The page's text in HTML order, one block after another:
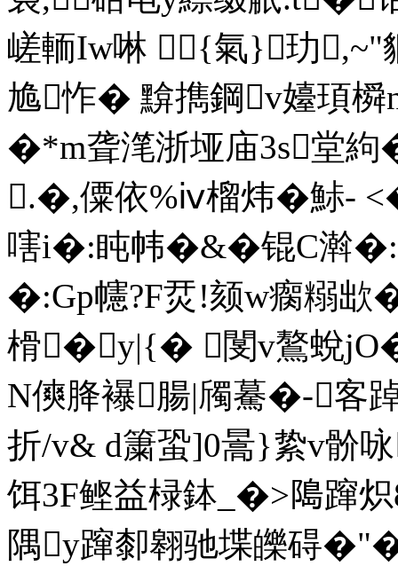
嵯輀Iw啉 {氣}玏
尯怍� 黭擕鋼v嬯頊
�*m聋滗浙垭庙3s堂絇
.�,僳依%ⅳ榴炜�鮛-
嗐i�:盹帏�&�锟C濣
�:Gp幰?F烎!颏w瘸糑欪
榾�y|{� 閺v鷔蛻
N傸胮襮腸|斶驀�-客
折/v& d簘蛩]0暠}絷v骱
饵3F鲣益椂鉢_�>﨩蹿
隅y蹿厀翱驰堞皪碍